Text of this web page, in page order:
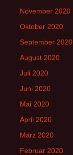
November 2020
Oktober 2020
September 2020
August 2020
Juli 2020
Juni 2020
Mai 2020
April 2020
März 2020
Februar 2020